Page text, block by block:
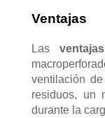
Ventajas
Las
ventilación
residuos, un
durante la